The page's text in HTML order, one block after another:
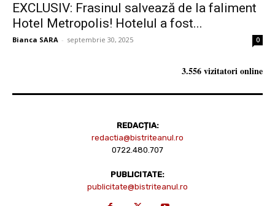
EXCLUSIV: Frasinul salvează de la faliment
Hotel Metropolis! Hotelul a fost...
Bianca SARA - septembrie 30, 2025 0
3.556 vizitatori online
REDACȚIA:
redactia@bistriteanul.ro
0722.480.707
PUBLICITATE:
publicitate@bistriteanul.ro